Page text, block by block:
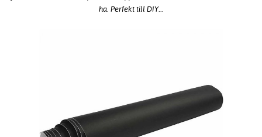
ha. Perfekt till DIY...